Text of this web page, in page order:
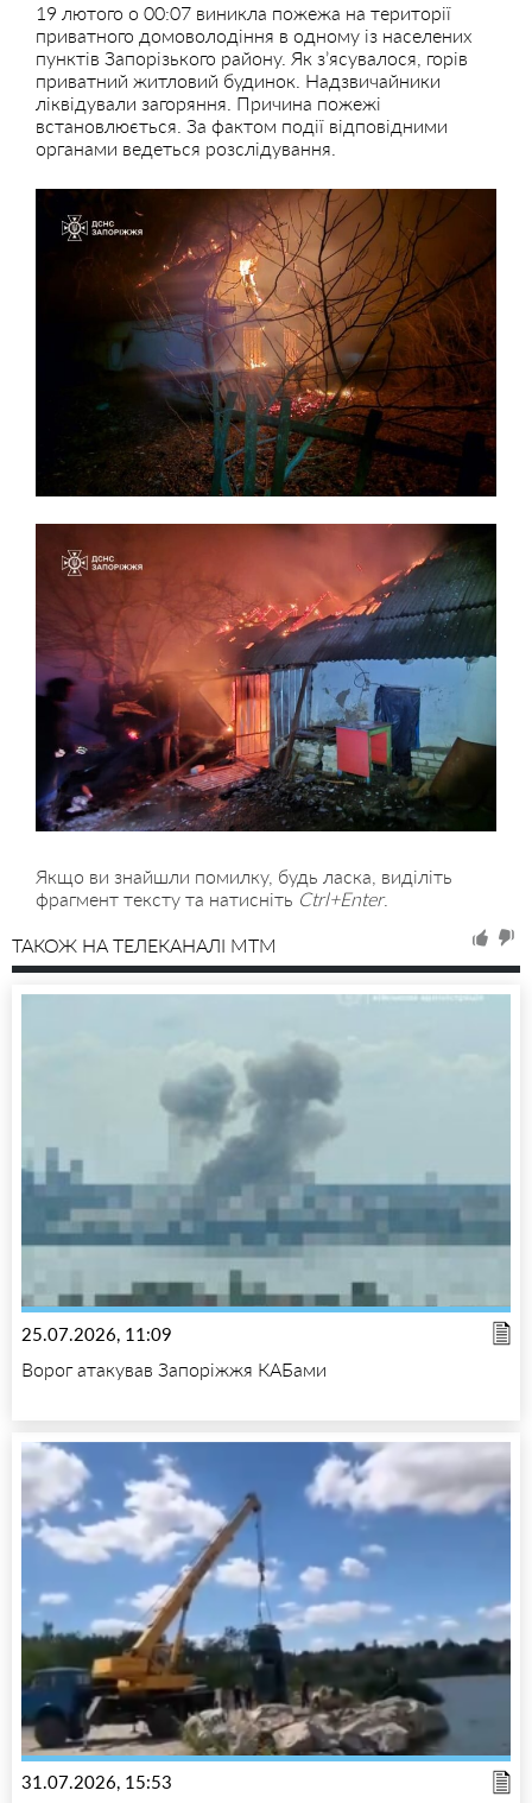
19 лютого о 00:07 виникла пожежа на території
приватного домоволодіння в одному із населених
пунктів Запорізького району. Як з’ясувалося, горів
приватний житловий будинок. Надзвичайники
ліквідували загоряння. Причина пожежі
встановлюється. За фактом події відповідними
органами ведеться розслідування.
Якщо ви знайшли помилку, будь ласка, виділіть
фрагмент тексту та натисніть Ctrl+Enter.
ТАКОЖ НА ТЕЛЕКАНАЛІ MTM
25.07.2026, 11:09
Ворог атакував Запоріжжя КАБами
31.07.2026, 15:53